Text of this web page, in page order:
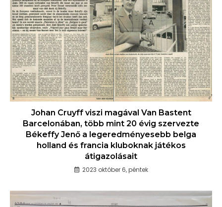
Johan Cruyff viszi magával Van Bastent
Barcelonában, több mint 20 évig szervezte
Békeffy Jenő a legeredményesebb belga
holland és francia kluboknak játékos
átigazolásait
2023 október 6, péntek